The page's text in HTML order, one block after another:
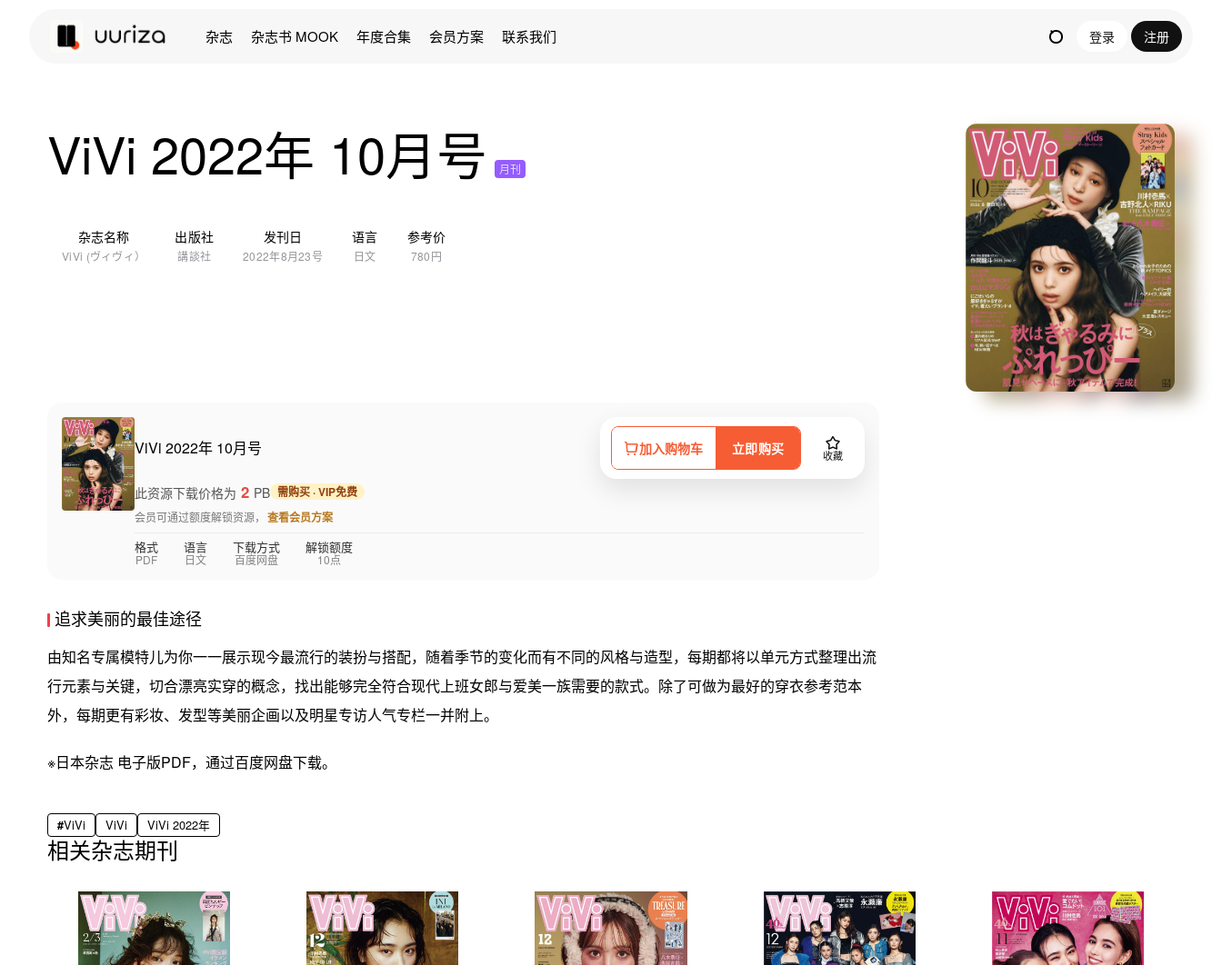
杂志 杂志书 MOOK 年度合集 会员方案 联系我们 登录 注册
ViVi 2022年 10月号 月刊
杂志名称
ViVi (ヴィヴィ）
出版社
講談社
发刊日
2022年8月23号
语言
日文
参考价
780円
ViVi 2022年 10月号 加入购物车 立即购买 收藏
此资源下载价格为 2 PB 需购买 · VIP免费
会员可通过额度解锁资源， 查看会员方案
格式
PDF
语言
日文
下载方式
百度网盘
解锁额度
10点
追求美丽的最佳途径
由知名专属模特儿为你一一展示现今最流行的装扮与搭配，随着季节的变化而有不同的风格与造型，每期都将以单元方式整理出流
行元素与关键，切合漂亮实穿的概念，找出能够完全符合现代上班女郎与爱美一族需要的款式。除了可做为最好的穿衣参考范本
外，每期更有彩妆、发型等美丽企画以及明星专访人气专栏一并附上。
※日本杂志 电子版PDF，通过百度网盘下载。
ViVi ViVi ViVi 2022年
相关杂志期刊